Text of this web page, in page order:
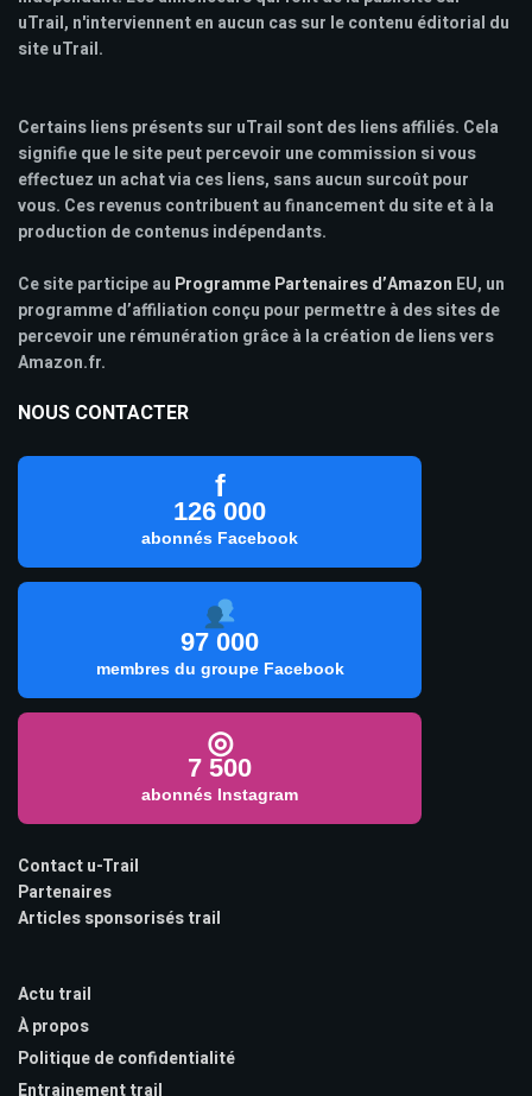
uTrail, n'interviennent en aucun cas sur le contenu éditorial du
site uTrail.
Certains liens présents sur uTrail sont des liens affiliés. Cela
signifie que le site peut percevoir une commission si vous
effectuez un achat via ces liens, sans aucun surcoût pour
vous. Ces revenus contribuent au financement du site et à la
production de contenus indépendants.
Ce site participe au Programme Partenaires d’Amazon EU, un
programme d’affiliation conçu pour permettre à des sites de
percevoir une rémunération grâce à la création de liens vers
Amazon.fr.
NOUS CONTACTER
f
126 000
abonnés Facebook
97 000
membres du groupe Facebook
◎
7 500
abonnés Instagram
Contact u-Trail
Partenaires
Articles sponsorisés trail
Actu trail
À propos
Politique de confidentialité
Entrainement trail